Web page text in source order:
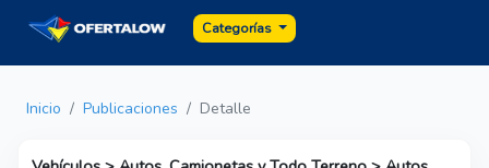
Categorías
Inicio Publicaciones Detalle